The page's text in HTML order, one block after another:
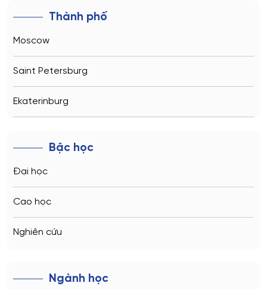
Thành phố
Moscow
Saint Petersburg
Ekaterinburg
Kaliningrad
Bậc học
Đại học
Cao học
Nghiên cứu
Ngành học